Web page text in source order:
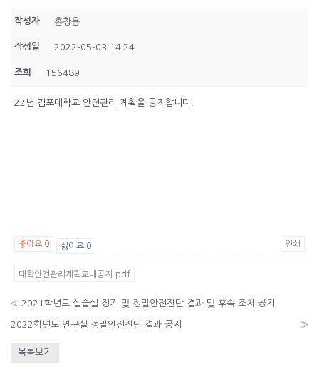
작성자 홍창용
작성일 2022-05-03 14:24
조회 156489
22년 김포대학교 안전관리 계획을 공지합니다.
좋아요 0 싫어요 0 인쇄
대학안전관리계획교내공지.pdf
« 2021학년도 실습실 정기 및 정밀안전진단 결과 및 후속 조치 공지
2022학년도 연구실 정밀안전진단 결과 공지 »
목록보기